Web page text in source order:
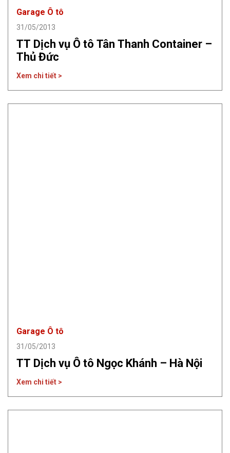
Garage Ô tô
31/05/2013
TT Dịch vụ Ô tô Tân Thanh Container –
Thủ Đức
Xem chi tiết >
Garage Ô tô
31/05/2013
TT Dịch vụ Ô tô Ngọc Khánh – Hà Nội
Xem chi tiết >